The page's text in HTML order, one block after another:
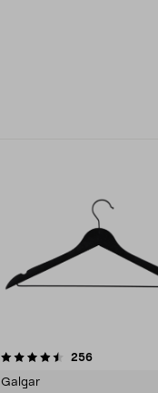
256recensioner
Galgar
4.0av 5 stjärnor